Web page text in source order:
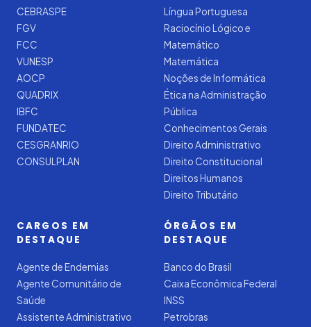
CEBRASPE
FGV
FCC
VUNESP
AOCP
QUADRIX
IBFC
FUNDATEC
CESGRANRIO
CONSULPLAN
Língua Portuguesa
Raciocínio Lógico e
Matemático
Matemática
Noções de Informática
Ética na Administração
Pública
Conhecimentos Gerais
Direito Administrativo
Direito Constitucional
Direitos Humanos
Direito Tributário
CARGOS EM
DESTAQUE
Agente de Endemias
Agente Comunitário de
Saúde
Assistente Administrativo
ÓRGÃOS EM
DESTAQUE
Banco do Brasil
Caixa Econômica Federal
INSS
Petrobras